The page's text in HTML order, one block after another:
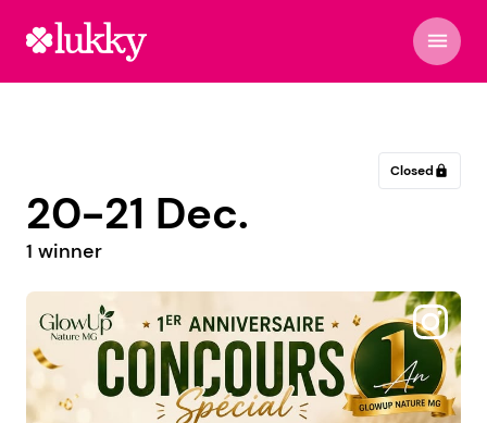
menu
Closed lock
20-21 Dec.
1 winner
@rhoneaofficiel